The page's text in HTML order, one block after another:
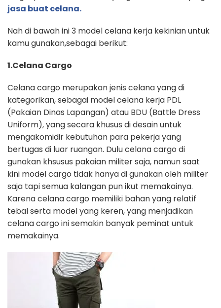
jasa buat celana.
Nah di bawah ini 3 model celana kerja kekinian untuk
kamu gunakan,sebagai berikut:
1.Celana Cargo
Celana cargo merupakan jenis celana yang di
kategorikan, sebagai model celana kerja PDL
(Pakaian Dinas Lapangan) atau BDU (Battle Dress
Uniform), yang secara khusus di desain untuk
mengakomidir kebutuhan para pekerja yang
bertugas di luar ruangan. Dulu celana cargo di
gunakan khsusus pakaian militer saja, namun saat
kini model cargo tidak hanya di gunakan oleh militer
saja tapi semua kalangan pun ikut memakainya.
Karena celana cargo memiliki bahan yang relatif
tebal serta model yang keren, yang menjadikan
celana cargo ini semakin banyak peminat untuk
memakainya.